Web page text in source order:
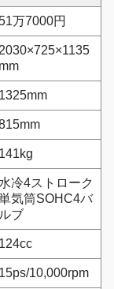
万7000円
2030×725×1135
mm
1325mm
141kg
水冷4ストローク
気筒SOHC4バ
ルブ
124cc
15ps/10,000rpm